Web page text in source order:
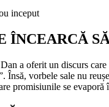
ÎNCEARCĂ
a oferit un discurs
Însă, vorbele sale nu
promisiunile se